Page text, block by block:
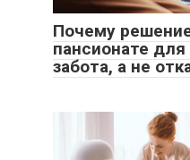
Почему
пансионате
забота, а не